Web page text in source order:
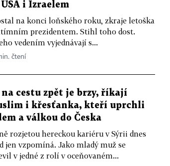
i Izraelem
na konci loňského roku, zkraje letoška
prezidentem. Stihl toho dost.
vedením vyjednávají s...
čtení
na cestu zpět je brzy, říkají
i křesťanka, kteří uprchli
a válkou do Česka
rozjetou hereckou kariéru v Sýrii dnes
jen vzpomíná. Jako mladý muž se
v jedné z rolí v oceňovaném...